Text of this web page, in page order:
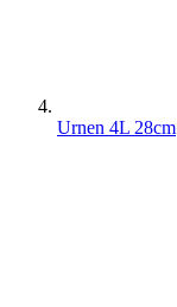
Urnen 4L 28cm